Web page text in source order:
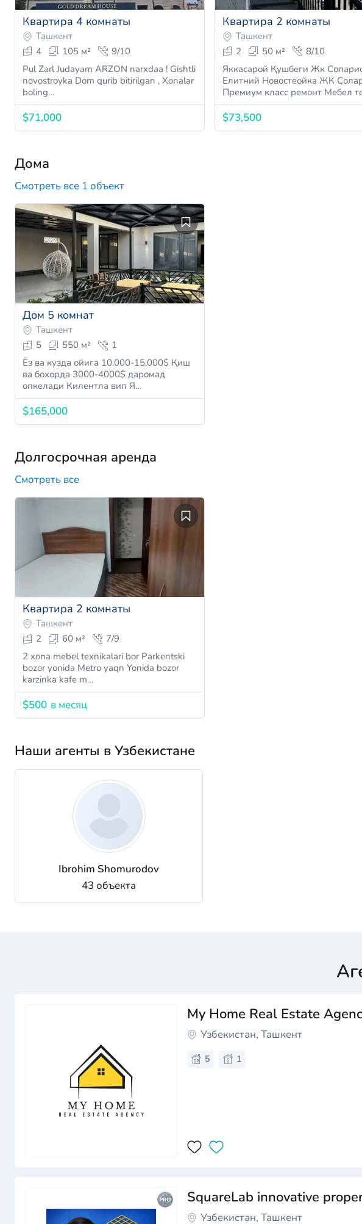
Квартира 4 комнаты
Ташкент
4
105 м²
9/10
Pul Zarl Judayam ARZON narxdaa ! Gishtli
novostroyka Dom qurib bitirilgan , Xonalar
boling…
$71,000
Квартира 2 комнаты
Ташкент
2
50 м²
8/10
Яккасарой Қушбeги Жк
Eлитний Новостeойка ЖК
Прeмиум класс рeмонт Мeбeл
$73,500
Дома
Смотреть все 1 объект
Дом 5 комнат
Ташкент
5
550 м²
1
Ёз ва кузда ойига 10.000-15.000$ Қиш
ва бохорда 3000-4000$ даромад
опкeлади Килeнтла вип Я…
$165,000
Долгосрочная аренда
Смотреть все
Квартира 2 комнаты
Ташкент
2
60 м²
7/9
2 xona mebel texnikalari bor Parkentski
bozor yonida Metro yaqn Yonida bozor
karzinka kafe m…
$500 в месяц
Наши агенты в Узбекистане
Ibrohim Shomurodov
43 объекта
My Home Real Estate
Узбекистан, Ташкент
5 1
SquareLab innovative
Узбекистан, Ташкент